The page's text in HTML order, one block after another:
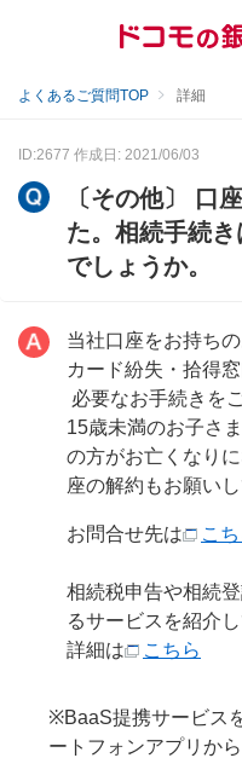
よくあるご質問TOP 詳細
ID:2677 作成日: 2021/06/03
〔その他〕 口
た。相続手続
でしょうか。
当社口座をお持ち
カード紛失・拾得
必要なお手続きを
15歳未満のお子さ
の方がお亡くなり
座の解約もお願いし
お問合せ先は こ
相続税申告や相続
るサービスを紹介し
詳細は
こちら
※BaaS提携サービス
ートフォンアプリか